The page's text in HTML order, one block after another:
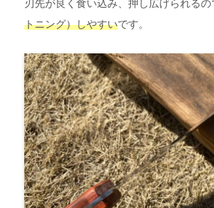
刃先が良く食い込み、押し広げられるの
トニング）しやすいです。